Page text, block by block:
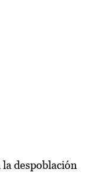
despoblación